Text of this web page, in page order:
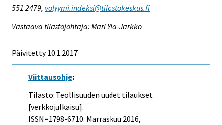
551 2479, volyymi.indeksi@tilastokeskus.fi
Vastaava tilastojohtaja: Mari Ylä-Jarkko
Päivitetty 10.1.2017
Viittausohje:
Tilasto: Teollisuuden uudet tilaukset
[verkkojulkaisu].
ISSN=1798-6710. Marraskuu 2016,